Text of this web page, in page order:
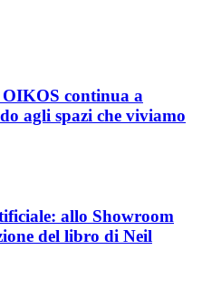
continua a
agli spazi che viviamo
allo Showroom
del libro di Neil